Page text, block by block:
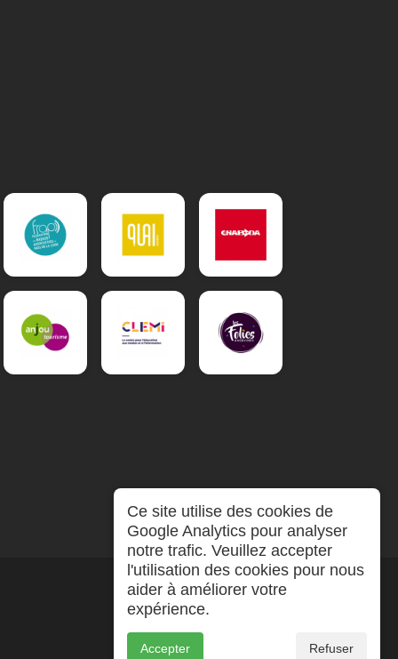
Ce site utilise des cookies de
Google Analytics pour analyser
notre trafic. Veuillez accepter
l'utilisation des cookies pour nous
aider à améliorer votre
expérience.
Accepter Refuser